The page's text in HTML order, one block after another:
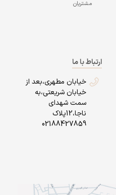
مشتریان
ارتباط با ما
خیابان مطهری،بعد از
خیابان شریعتی،به
سمت شهدای
ناجا،12پلاک
02188427859